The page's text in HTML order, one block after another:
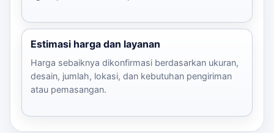
Estimasi harga dan layanan
Harga sebaiknya dikonfirmasi berdasarkan ukuran,
desain, jumlah, lokasi, dan kebutuhan pengiriman
atau pemasangan.